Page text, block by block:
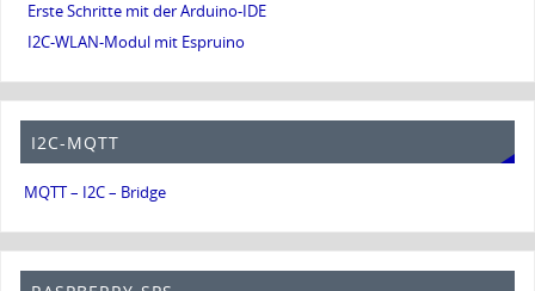
Erste Schritte mit der Arduino-IDE
I2C-WLAN-Modul mit Espruino
I2C-MQTT
MQTT – I2C – Bridge